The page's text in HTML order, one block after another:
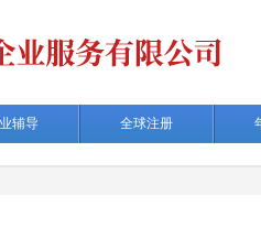
辅导 全球注册